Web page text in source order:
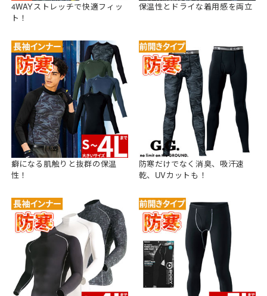
4WAYストレッチで快適フィッ
ト！
保温性とドライな着用感を両立
癖になる肌触りと抜群の保温
性！
防寒だけでなく消臭、吸汗速
乾、UVカットも！